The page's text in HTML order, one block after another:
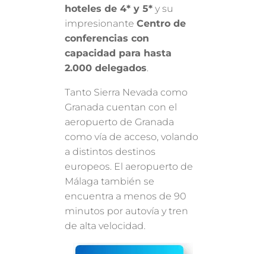
hoteles de 4* y 5* y su
impresionanteCentro de
conferencias con
capacidad para hasta
2.000 delegados.
Tanto Sierra Nevada como
Granada cuentan con el
aeropuerto de Granada
como vía de acceso, volando
a distintos destinos
europeos. El aeropuerto de
Málaga también se
encuentra a menos de 90
minutos por autovía y tren
de alta velocidad.